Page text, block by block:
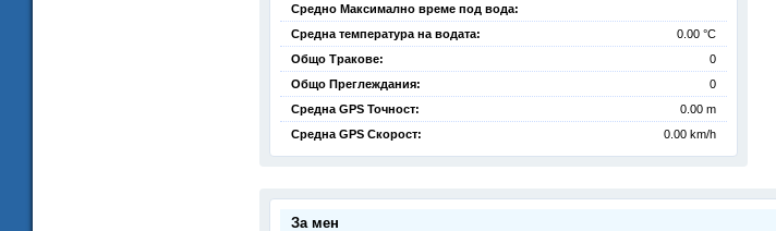
Средно Максимално време под вода:
Средна температура на водата:
0.00 °C
Общо Тракове:
0
Общо Преглеждания:
0
Средна GPS Точност:
0.00 m
Средна GPS Скорост:
0.00 km/h
За мен